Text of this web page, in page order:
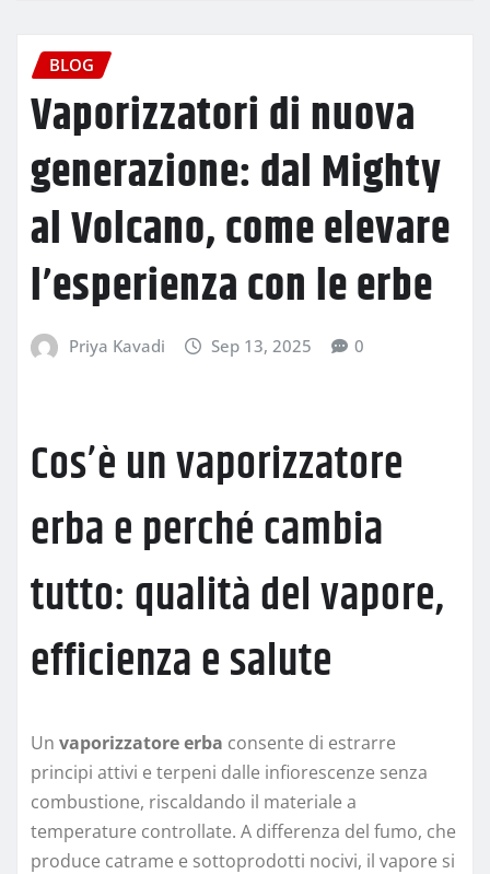
BLOG
Vaporizzatori di nuova
generazione: dal Mighty
al Volcano, come elevare
l’esperienza con le erbe
Priya Kavadi Sep 13, 2025 0
Cos’è un vaporizzatore
erba e perché cambia
tutto: qualità del vapore,
efficienza e salute
Un vaporizzatore erba consente di estrarre
principi attivi e terpeni dalle infiorescenze senza
combustione, riscaldando il materiale a
temperature controllate. A differenza del fumo, che
produce catrame e sottoprodotti nocivi, il vapore si